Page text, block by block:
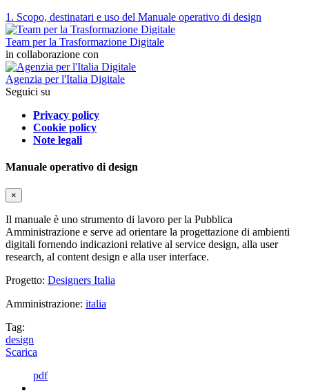
1. Scopo, destinatari e uso del Manuale operativo di design
Team per la Trasformazione Digitale
in collaborazione con
Agenzia per l'Italia Digitale
Seguici su
Privacy policy
Cookie policy
Note legali
Manuale operativo di design
×
Il manuale è uno strumento di lavoro per la Pubblica
Amministrazione e serve ad orientare la progettazione di ambienti
digitali fornendo indicazioni relative al service design, alla user
research, al content design e alla user interface.
Progetto: Designers Italia
Amministrazione: italia
Tag:
design
Scarica
pdf